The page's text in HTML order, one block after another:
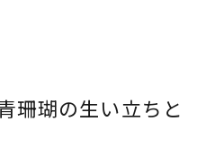
瑚の生い立ちと